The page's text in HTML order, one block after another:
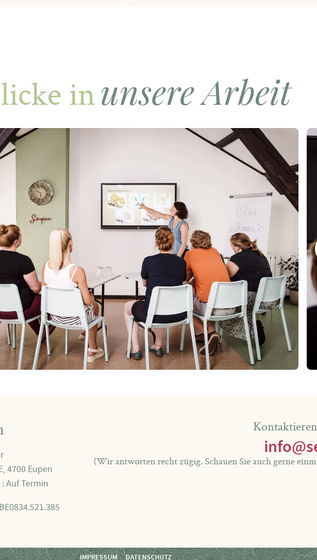
inunsere Arbeit
4700 Eupen
Auf Termin
(Wir antworten recht zügig. Schauen Sie auch gerne
IMPRESSUM DATENSCHUTZ